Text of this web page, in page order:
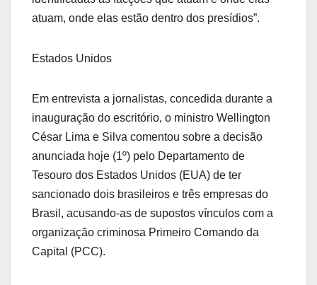
atuam, onde elas estão dentro dos presídios”.
Estados Unidos
Em entrevista a jornalistas, concedida durante a
inauguração do escritório, o ministro Wellington
César Lima e Silva comentou sobre a decisão
anunciada hoje (1º) pelo Departamento de
Tesouro dos Estados Unidos (EUA) de ter
sancionado dois brasileiros e três empresas do
Brasil, acusando-as de supostos vínculos com a
organização criminosa Primeiro Comando da
Capital (PCC).